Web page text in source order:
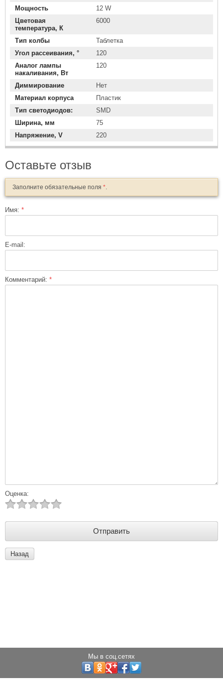
Мощность
12 W
Цветовая
температура, К
6000
Тип колбы
Таблетка
Угол рассеивания, °
120
Аналог лампы
накаливания, Вт
120
Диммирование
Нет
Материал корпуса
Пластик
Тип светодиодов:
SMD
Ширина, мм
75
Напряжение, V
220
Оставьте отзыв
Заполните обязательные поля *
Имя: *
E-mail:
Комментарий: *
Оценка:
Назад
Мы в соц.сетях